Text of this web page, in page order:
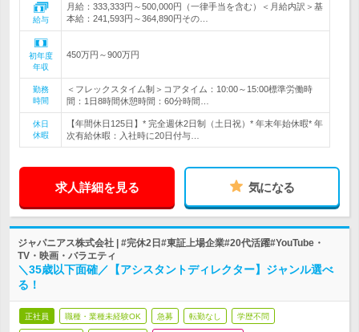
給与
月給：333,333円～500,000円（一律手当を含む）＜月給内訳＞基
本給：241,593円～364,890円その…
初年度
年収
450万円～900万円
勤務
時間
＜フレックスタイム制＞コアタイム：10:00～15:00標準労働時
間：1日8時間休憩時間：60分時間…
休日
休暇
【年間休日125日】* 完全週休2日制（土日祝）* 年末年始休暇* 年
次有給休暇：入社時に20日付与…
求人詳細を見る 気になる
ジャパニアス株式会社 | #完休2日#東証上場企業#20代活躍#YouTube・
TV・映画・バラエティ
＼35歳以下面確／【アシスタントディレクター】ジャンル選べ
る！
正社員 職種・業種未経験OK 急募 転勤なし 学歴不問